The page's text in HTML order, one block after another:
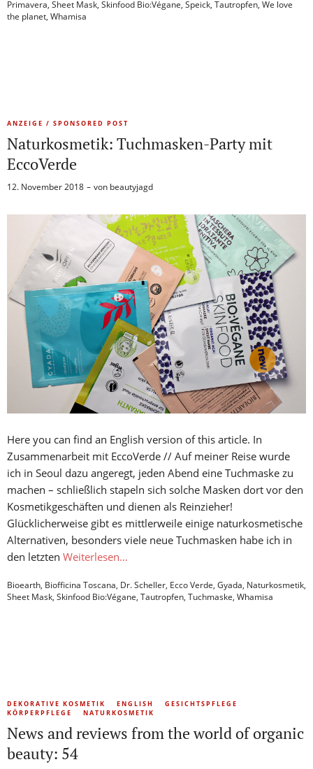
Primavera, Sheet Mask, Skinfood Bio:Végane, Speick, Tautropfen, We love
the planet, Whamisa
ANZEIGE / SPONSORED POST
Naturkosmetik: Tuchmasken-Party mit
EccoVerde
12. November 2018 von beautyjagd
Here you can find an English version of this article. In
Zusammenarbeit mit EccoVerde // Auf meiner Reise wurde
ich in Seoul dazu angeregt, jeden Abend eine Tuchmaske zu
machen – schließlich stapeln sich solche Masken dort vor den
Kosmetikgeschäften und dienen als Reinzieher!
Glücklicherweise gibt es mittlerweile einige naturkosmetische
Alternativen, besonders viele neue Tuchmasken habe ich in
den letzten Weiterlesen…
Bioearth, Biofficina Toscana, Dr. Scheller, Ecco Verde, Gyada, Naturkosmetik,
Sheet Mask, Skinfood Bio:Végane, Tautropfen, Tuchmaske, Whamisa
DEKORATIVE KOSMETIK ENGLISH
GESICHTSPFLEGE
KÖRPERPFLEGE
NATURKOSMETIK
News and reviews from the world of organic
beauty: 54